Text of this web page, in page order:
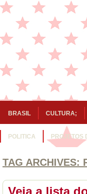
BRASIL CULTURA;
POLITICA PROJETOS
TAG ARCHIVES:
Veja a lista